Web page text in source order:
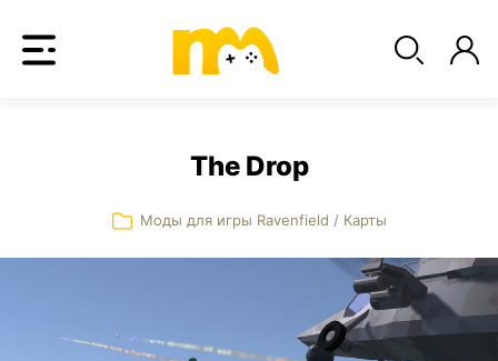
The Drop
Моды для игры Ravenfield / Карты